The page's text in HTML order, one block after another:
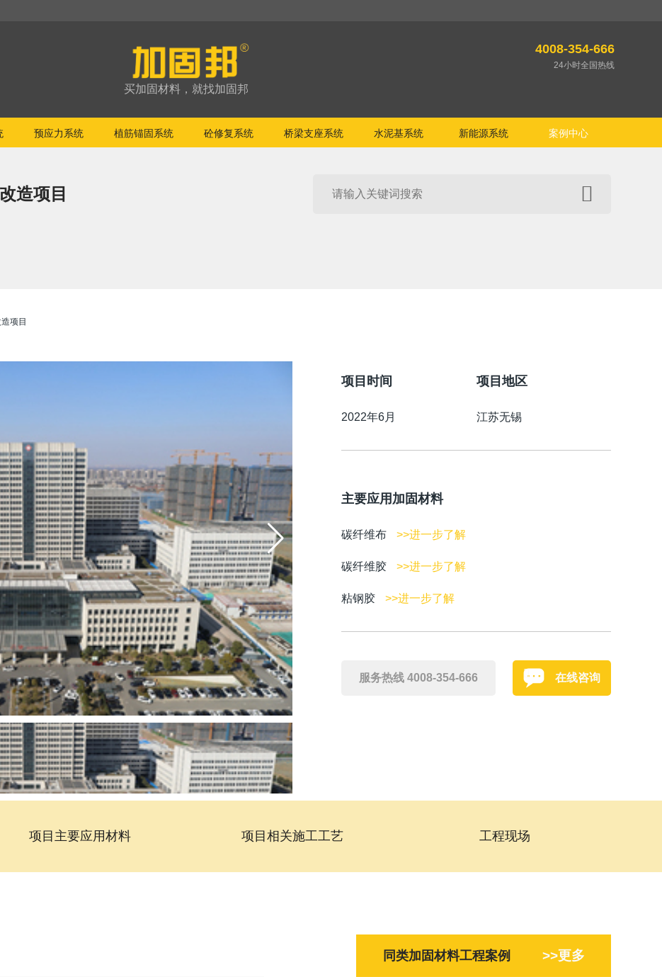
买加固材料，就找加固邦
4008-354-666
24小时全国热线
预应力系统 植筋锚固系统 砼修复系统 桥梁支座系统 水泥基系统 新能源系统 案例中心
造项目
项目
项目时间
2022年6月
项目地区
江苏无锡
主要应用加固材料
碳纤维布 >>进一步了解
碳纤维胶 >>进一步了解
粘钢胶 >>进一步了解
服务热线 4008-354-666 在线咨询
项目主要应用材料 项目相关施工工艺 工程现场
同类加固材料工程案例 >>更多